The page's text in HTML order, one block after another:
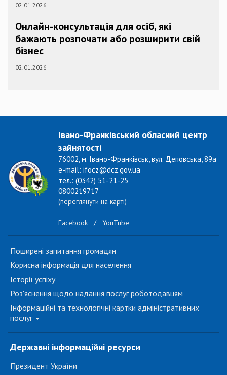
02.01.2026
Онлайн-консультація для осіб, які
бажають розпочати або розширити свій
бізнес
02.01.2026
Івано-Франківський обласний центр
зайнятості
76002, м. Івано-Франківськ, вул. Деповська, 89а
e-mail: ifocz@dcz.gov.ua
тел.: (0342) 51-21-25
0800219717
(переглянути на карті)
Facebook / YouTube
Поширені запитання громадян
Корисна інформація для населення
Історії успіху
Роз'яснення щодо надання послуг роботодавцям
Інформаційні та технологічні картки адміністративних
послуг
Державні інформаційні ресурси
Президент України